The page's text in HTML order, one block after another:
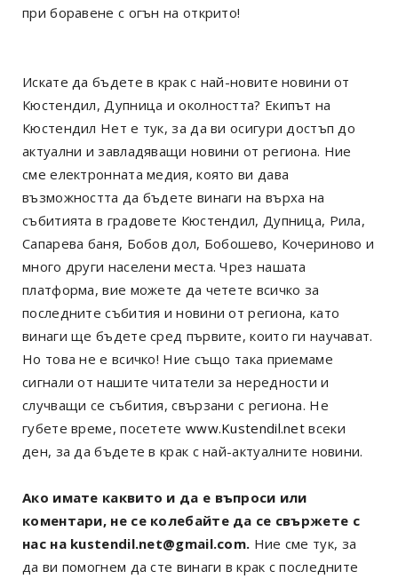
при боравене с огън на открито!
Искате да бъдете в крак с най-новите новини от
Кюстендил, Дупница и околността? Екипът на
Кюстендил Нет е тук, за да ви осигури достъп до
актуални и завладяващи новини от региона. Ние
сме електронната медия, която ви дава
възможността да бъдете винаги на върха на
събитията в градовете Кюстендил, Дупница, Рила,
Сапарева баня, Бобов дол, Бобошево, Кочериново и
много други населени места. Чрез нашата
платформа, вие можете да четете всичко за
последните събития и новини от региона, като
винаги ще бъдете сред първите, които ги научават.
Но това не е всичко! Ние също така приемаме
сигнали от нашите читатели за нередности и
случващи се събития, свързани с региона. Не
губете време, посетете www.Kustendil.net всеки
ден, за да бъдете в крак с най-актуалните новини.
Ако имате каквито и да е въпроси или
коментари, не се колебайте да се свържете с
нас на kustendil.net@gmail.com. Ние сме тук, за
да ви помогнем да сте винаги в крак с последните